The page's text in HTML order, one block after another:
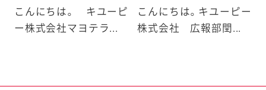
こんにちは。 キユーピ
ー株式会社マヨテラ...
こんにちは。キユーピー
株式会社 広報部閏...